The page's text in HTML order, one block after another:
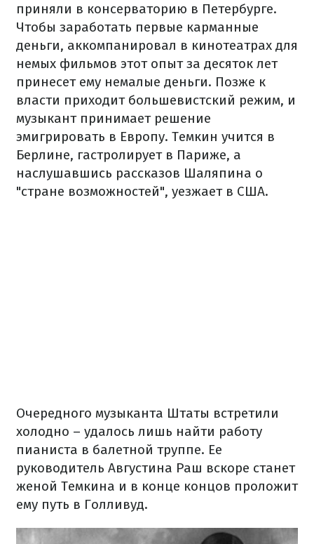
приняли в консерваторию в Петербурге.
Чтобы заработать первые карманные
деньги, аккомпанировал в кинотеатрах для
немых фильмов этот опыт за десяток лет
принесет ему немалые деньги. Позже к
власти приходит большевистский режим, и
музыкант принимает решение
эмигрировать в Европу. Темкин учится в
Берлине, гастролирует в Париже, а
наслушавшись рассказов Шаляпина о
"стране возможностей", уезжает в США.
Очередного музыканта Штаты встретили
холодно – удалось лишь найти работу
пианиста в балетной труппе. Ее
руководитель Августина Раш вскоре станет
женой Темкина и в конце концов проложит
ему путь в Голливуд.